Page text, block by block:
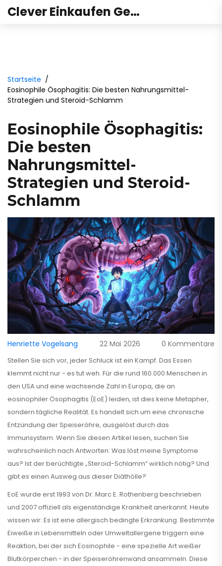
Clever Einkaufen Gesundheit
Startseite
Eosinophile Ösophagitis: Die besten Nahrungsmittel-
Strategien und Steroid-Schlamm
Eosinophile Ösophagitis:
Die besten
Nahrungsmittel-
Strategien und Steroid-
Schlamm
Henriette Vogelsang 22 Mai 2026 0 Kommentare
Stellen Sie sich vor, jeder Schluck ist ein Kampf. Das Essen
klemmt nicht nur - es tut weh. Für die rund 160.000 Menschen in
den USA und eine wachsende Zahl in Europa, die an
eosinophiler Ösophagitis (EoE) leiden, ist dies keine Metapher,
sondern tägliche Realität. Es handelt sich um eine chronische
Entzündung der Speiseröhre, ausgelöst durch das
Immunsystem. Wenn Sie diesen Artikel lesen, suchen Sie
wahrscheinlich nach Antworten: Was löst meine Symptome
aus? Ist der berüchtigte „Steroid-Schlamm“ wirklich nötig? Und
gibt es einen Ausweg aus dieser Diäthölle?
EoE wurde erst 1993 von Dr. Marc E. Rothenberg beschrieben
und 2007 offiziell als eigenständige Krankheit anerkannt. Heute
wissen wir: Es ist eine allergisch bedingte Erkrankung. Bestimmte
Eiweiße in Lebensmitteln oder Umweltallergene triggern eine
Reaktion, bei der sich Eosinophile - eine spezielle Art weißer
Blutkörperchen - in der Speiseröhrenwand ansammeln. Diese